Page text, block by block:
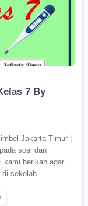
7 By
Jakarta Timur |
soal dan
kami berikan agar
sekolah.